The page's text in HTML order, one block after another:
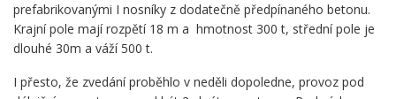
prefabrikovanými I nosníky z dodatečně předpínaného betonu.
Krajní pole mají rozpětí 18 m a hmotnost 300 t, střední pole je
dlouhé 30m a váží 500 t.
I přesto, že zvedání proběhlo v neděli dopoledne, provoz pod